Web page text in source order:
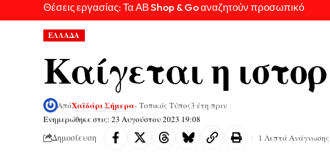
Θέσεις εργασίας: Τα ΑΒ Shop & Go αναζητούν προσωπικό
ΕΛΛΑΔΑ
Καίγεται η
Ενημερώθηκε στις: 23 Αυγούστου 2023 19:08
ΑπόΧαϊδάρι Σήμερα- Τοπικός Τύπος3 έτη πριν
Δημοσίευση 1 Λεπτά Ανάγνωσης